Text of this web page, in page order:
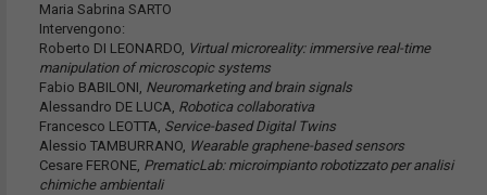
Maria Sabrina SARTO
Intervengono:
Roberto DI LEONARDO, Virtual microreality: immersive real-time
manipulation of microscopic systems
Fabio BABILONI, Neuromarketing and brain signals
Alessandro DE LUCA, Robotica collaborativa
Francesco LEOTTA, Service-based Digital Twins
Alessio TAMBURRANO, Wearable graphene-based sensors
Cesare FERONE, PrematicLab: microimpianto robotizzato per analisi
chimiche ambientali